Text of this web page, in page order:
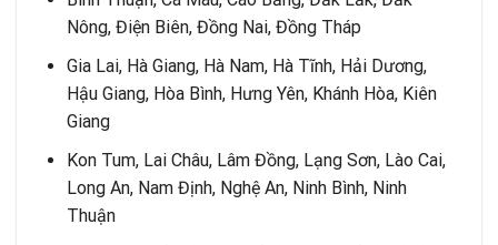
Nông, Điện Biên, Đồng Nai, Đồng Tháp
Gia Lai, Hà Giang, Hà Nam, Hà Tĩnh, Hải Dương,
Hậu Giang, Hòa Bình, Hưng Yên, Khánh Hòa, Kiên
Giang
Kon Tum, Lai Châu, Lâm Đồng, Lạng Sơn, Lào Cai,
Long An, Nam Định, Nghệ An, Ninh Bình, Ninh
Thuận